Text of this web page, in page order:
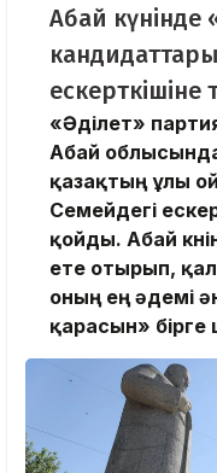
Абай күнінде
ескерткішіне
«Әділет»
Абай
қазақтың ұлы
Семейдегі
қойды. Абай
ете отырып,
оның ең әдемі
қарасын»